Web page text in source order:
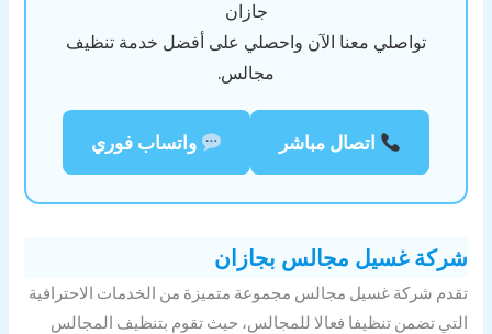
جازان
تواصلي معنا الآن واحصلي على أفضل خدمة تنظيف
مجالس.
اتصال مباشر واتساب فوري
غسيل مجالس بجازان
شركة غسيل مجالس مجموعة متميزة من الخدمات الاحترافية
تضمن تنظيفا فعالا للمجالس، حيث تقوم بتنظيف المجالس